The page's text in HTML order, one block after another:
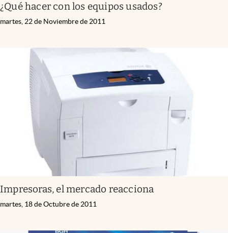
¿Qué hacer con los equipos usados?
martes, 22 de Noviembre de 2011
Impresoras, el mercado reacciona
martes, 18 de Octubre de 2011